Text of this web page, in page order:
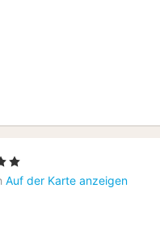
Auf der Karte anzeigen